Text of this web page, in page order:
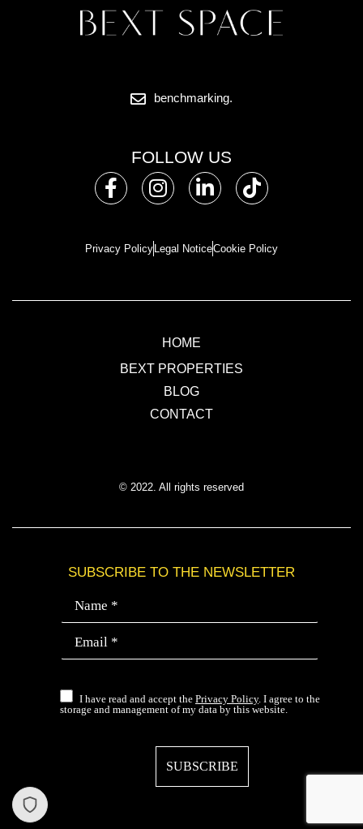
benchmarking.
FOLLOW US
Privacy PolicyLegal NoticeCookie Policy
HOME
BEXT PROPERTIES
BLOG
CONTACT
© 2022. All rights reserved
SUBSCRIBE TO THE NEWSLETTER
I have read and accept the Privacy Policy. I agree to the
storage and management of my data by this website.